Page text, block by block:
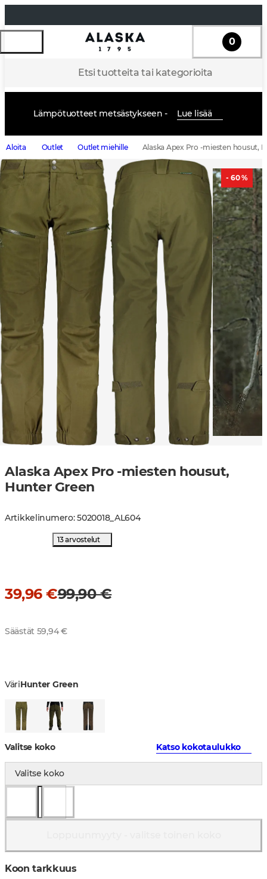
Etsi tuotteita tai kategorioita
0
Lämpötuotteet metsästykseen - Lue lisää
Aloita Outlet Outlet miehille Alaska Apex Pro -miesten housut,
- 60 %
Alaska Apex Pro -miesten housut,
Hunter Green
Artikkelinumero:5020018_AL604
13 arvostelut
39,96 €99,90 €
Säästät 59,94 €
VäriHunter Green
Valitse koko Katso kokotaulukko
Valitse koko
Koon tarkkuus